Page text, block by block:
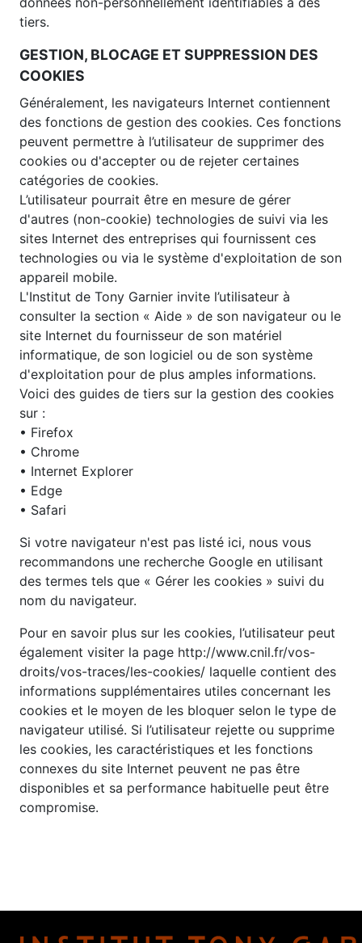
tiers.
GESTION, BLOCAGE ET SUPPRESSION DES
COOKIES
Généralement, les navigateurs Internet contiennent
des fonctions de gestion des cookies. Ces fonctions
peuvent permettre à l’utilisateur de supprimer des
cookies ou d'accepter ou de rejeter certaines
catégories de cookies.
L’utilisateur pourrait être en mesure de gérer
d'autres (non-cookie) technologies de suivi via les
sites Internet des entreprises qui fournissent ces
technologies ou via le système d'exploitation de son
appareil mobile.
L'Institut de Tony Garnier invite l’utilisateur à
consulter la section « Aide » de son navigateur ou le
site Internet du fournisseur de son matériel
informatique, de son logiciel ou de son système
d'exploitation pour de plus amples informations.
Voici des guides de tiers sur la gestion des cookies
sur :
• Firefox
• Chrome
• Internet Explorer
• Edge
• Safari
Si votre navigateur n'est pas listé ici, nous vous
recommandons une recherche Google en utilisant
des termes tels que « Gérer les cookies » suivi du
nom du navigateur.
Pour en savoir plus sur les cookies, l’utilisateur peut
également visiter la page http://www.cnil.fr/vos-
droits/vos-traces/les-cookies/ laquelle contient des
informations supplémentaires utiles concernant les
cookies et le moyen de les bloquer selon le type de
navigateur utilisé. Si l’utilisateur rejette ou supprime
les cookies, les caractéristiques et les fonctions
connexes du site Internet peuvent ne pas être
disponibles et sa performance habituelle peut être
compromise.